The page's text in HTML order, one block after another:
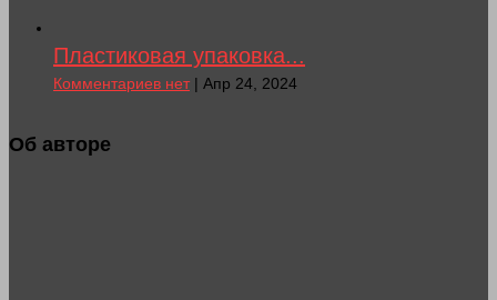
Пластиковая упаковка...
Комментариев нет| Апр 24, 2024
Об авторе